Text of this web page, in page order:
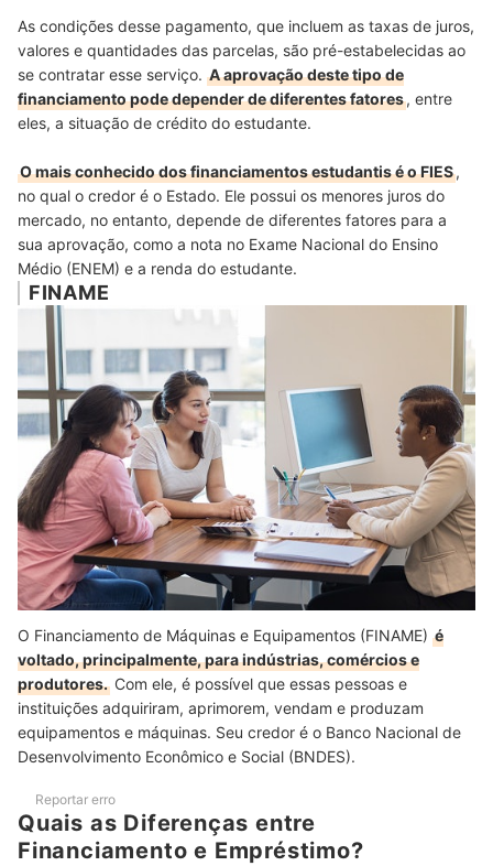
As condições desse pagamento, que incluem as taxas de juros,
valores e quantidades das parcelas, são pré-estabelecidas ao
se contratar esse serviço. A aprovação deste tipo de
financiamento pode depender de diferentes fatores, entre
eles, a situação de crédito do estudante.
O mais conhecido dos financiamentos estudantis é o FIES,
no qual o credor é o Estado. Ele possui os menores juros do
mercado, no entanto, depende de diferentes fatores para a
sua aprovação, como a nota no Exame Nacional do Ensino
Médio (ENEM) e a renda do estudante.
FINAME
O Financiamento de Máquinas e Equipamentos (FINAME) é
voltado, principalmente, para indústrias, comércios e
produtores. Com ele, é possível que essas pessoas e
instituições adquiriram, aprimorem, vendam e produzam
equipamentos e máquinas. Seu credor é o Banco Nacional de
Desenvolvimento Econômico e Social (BNDES).
Reportar erro
Quais as Diferenças entre
Financiamento e Empréstimo?